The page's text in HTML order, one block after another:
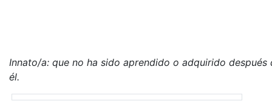
Innato/a: que no ha sido aprendido o adquirido
él.